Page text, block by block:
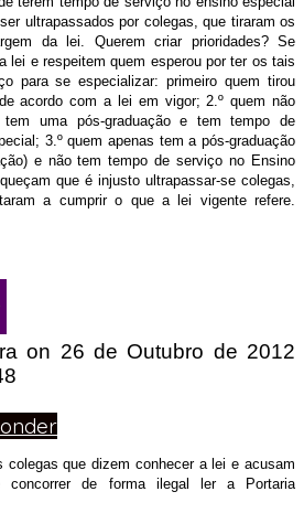
ultrapassados por colegas, que tiraram os
da lei. Querem criar prioridades? Se
lei e respeitem quem esperou por ter os tais
para se especializar: primeiro quem tirou
acordo com a lei em vigor; 2.º quem não
tem uma pós-graduação e tem tempo de
3.º quem apenas tem a pós-graduação
e não tem tempo de serviço no Ensino
que é injusto ultrapassar-se colegas,
a cumprir o que a lei vigente refere.
on 26 de Outubro de 2012
colegas que dizem conhecer a lei e acusam
concorrer de forma ilegal ler a Portaria